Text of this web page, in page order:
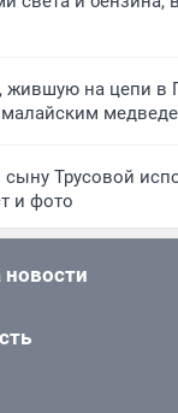
на цепи в
Трусовой
и фото
новости